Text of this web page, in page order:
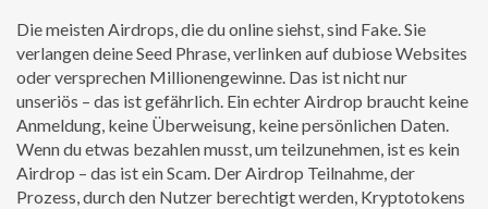
Die meisten Airdrops, die du online siehst, sind Fake. Sie
verlangen deine Seed Phrase, verlinken auf dubiose Websites
oder versprechen Millionengewinne. Das ist nicht nur
unseriös – das ist gefährlich. Ein echter Airdrop braucht keine
Anmeldung, keine Überweisung, keine persönlichen Daten.
Wenn du etwas bezahlen musst, um teilzunehmen, ist es kein
Airdrop – das ist ein Scam. DerAirdrop Teilnahme,der
Prozess, durch den Nutzer berechtigt werden, Kryptotokens